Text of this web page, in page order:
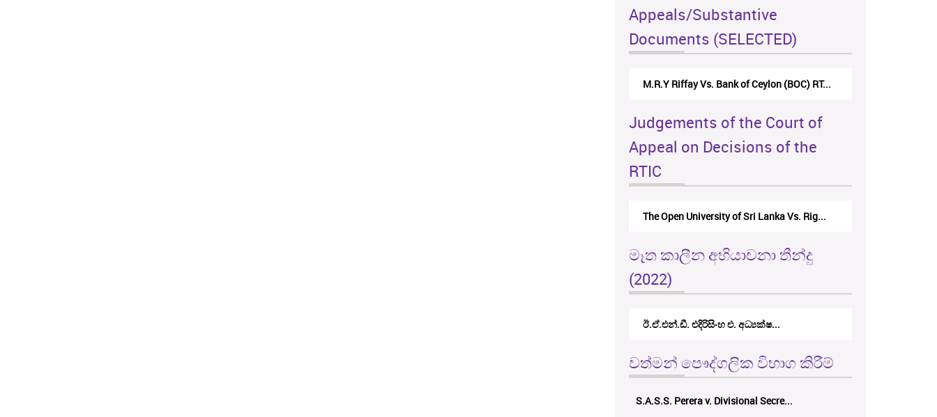
Appeals/Substantive
Documents (SELECTED)
M.R.Y Riffay Vs. Bank of Ceylon (BOC) RT...
Judgements of the Court of
Appeal on Decisions of the
RTIC
The Open University of Sri Lanka Vs. Rig...
මෑත කාලීන අභියාචනා තීන්දු
(2022)
ඊ.ඒ.එන්.ඩී. එදිරිසිංහ එ. අධ්‍යක්ෂ...
වත්මන් පෞද්ගලික විභාග කිරීම්
S.A.S.S. Perera v. Divisional Secre...